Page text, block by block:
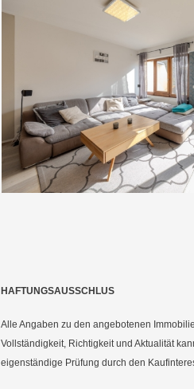
HAFTUNGSAUSSCHLUS
Alle Angaben zu den angebotenen
Vollständigkeit, Richtigkeit und Aktualität
eigenständige Prüfung durch den